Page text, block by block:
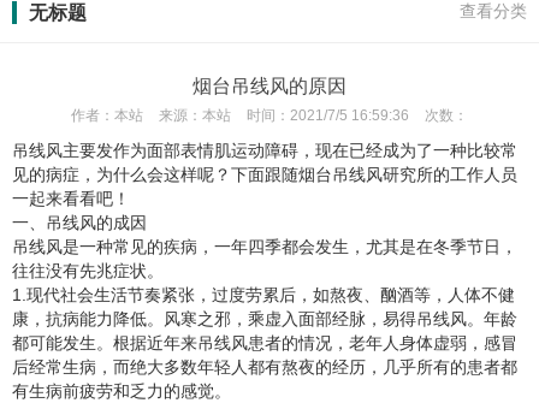
无标题 查看分类
烟台吊线风的原因
作者： 本站 来源： 本站 时间： 2021/7/5 16:59:36 次数：
吊线风主要发作为面部表情肌运动障碍，现在已经成为了一种比较常
见的病症，为什么会这样呢？下面跟随烟台吊线风研究所的工作人员
一起来看看吧！
一、吊线风的成因
吊线风是一种常见的疾病，一年四季都会发生，尤其是在冬季节日，
往往没有先兆症状。
1.现代社会生活节奏紧张，过度劳累后，如熬夜、酗酒等，人体不健
康，抗病能力降低。风寒之邪，乘虚入面部经脉，易得吊线风。年龄
都可能发生。根据近年来吊线风患者的情况，老年人身体虚弱，感冒
后经常生病，而绝大多数年轻人都有熬夜的经历，几乎所有的患者都
有生病前疲劳和乏力的感觉。